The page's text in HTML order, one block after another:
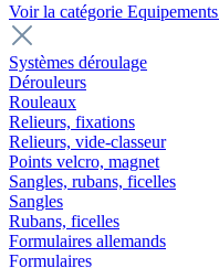
Voir la catégorie Equipements
Systèmes déroulage
Dérouleurs
Rouleaux
Relieurs, fixations
Relieurs, vide-classeur
Points velcro, magnet
Sangles, rubans, ficelles
Sangles
Rubans, ficelles
Formulaires allemands
Formulaires